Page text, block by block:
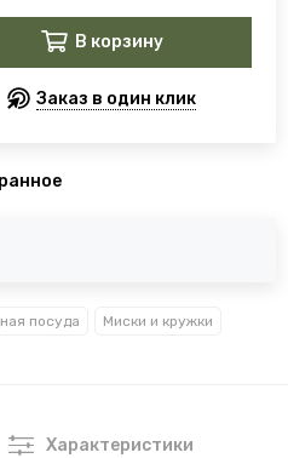
В корзину
Заказ в один клик
посуда Миски и кружки
Характеристики